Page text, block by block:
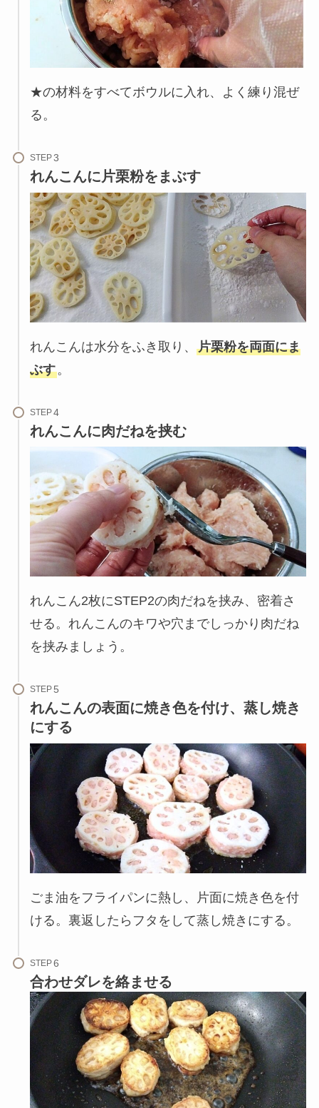
★の材料をすべてボウルに入れ、よく練り混ぜ
る。
STEP
れんこんに片栗粉をまぶす
れんこんは水分をふき取り、 片栗粉を両面にま
ぶす。
STEP
れんこんに肉だねを挟む
れんこん2枚にSTEP2の肉だねを挟み、密着さ
せる。れんこんのキワや穴までしっかり肉だね
を挟みましょう。
STEP
れんこんの表面に焼き色を付け、蒸し焼き
にする
ごま油をフライパンに熱し、片面に焼き色を付
ける。裏返したらフタをして蒸し焼きにする。
STEP
合わせダレを絡ませる